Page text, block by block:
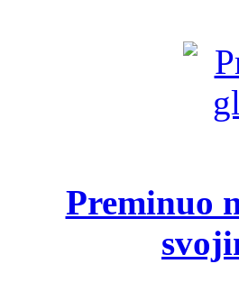
Preminuo